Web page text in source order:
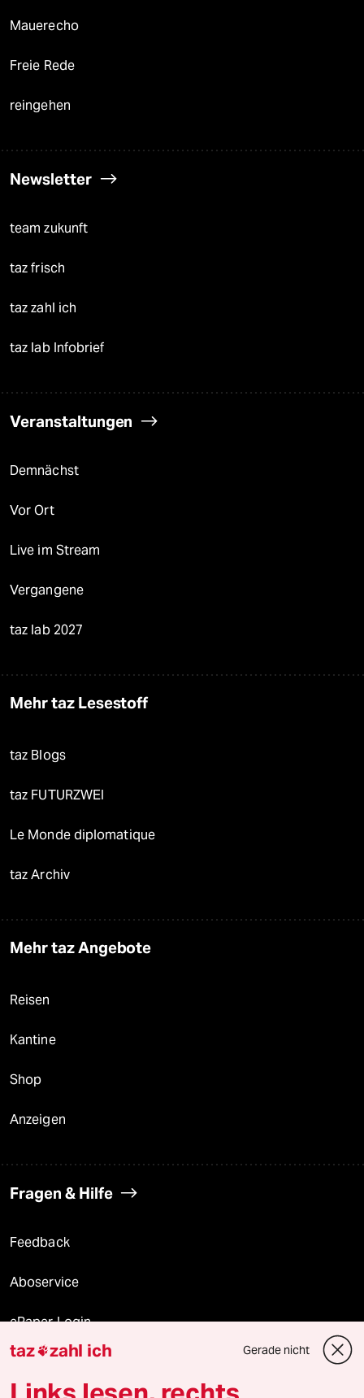
Mauerecho
Freie Rede
reingehen
Newsletter
team zukunft
taz frisch
taz zahl ich
taz lab Infobrief
Veranstaltungen
Demnächst
Vor Ort
Live im Stream
Vergangene
taz lab 2027
Mehr taz Lesestoff
taz Blogs
taz FUTURZWEI
Le Monde diplomatique
taz Archiv
Mehr taz Angebote
Reisen
Kantine
Shop
Anzeigen
Fragen & Hilfe
Feedback
Aboservice
ePaper Login
Downloads für Abonnierende
taz zahl ich Gerade nicht